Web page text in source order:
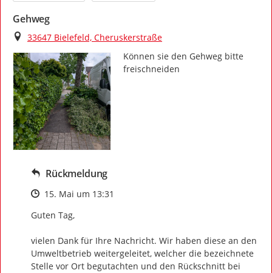
Gehweg
Ort
33647 Bielefeld, Cheruskerstraße
Können sie den Gehweg bitte
freischneiden
Rückmeldung
Zeitpunkt des Erstellens
15. Mai um 13:31
Guten Tag,
vielen Dank für Ihre Nachricht. Wir haben diese an den
Umweltbetrieb weitergeleitet, welcher die bezeichnete
Stelle vor Ort begutachten und den Rückschnitt bei